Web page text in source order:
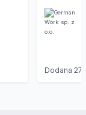
Dodana27